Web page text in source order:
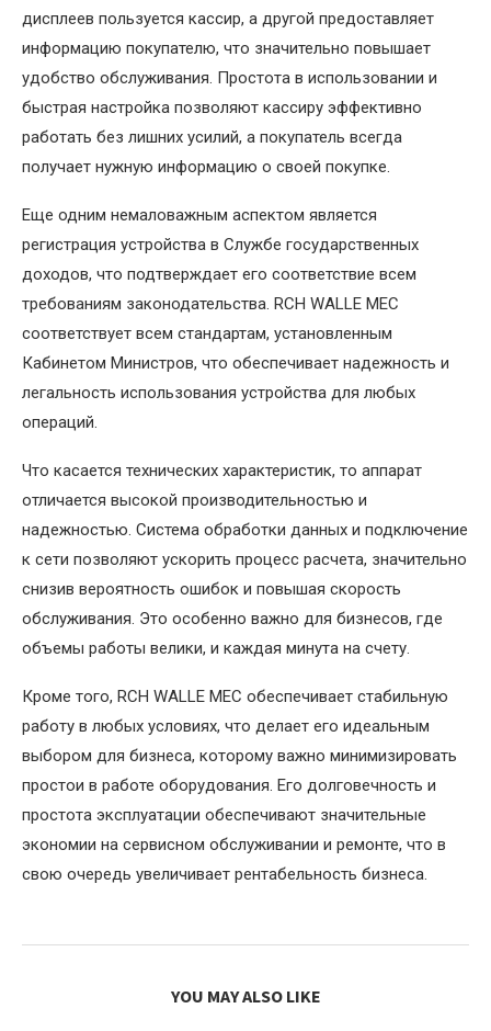
дисплеев пользуется кассир, а другой предоставляет
информацию покупателю, что значительно повышает
удобство обслуживания. Простота в использовании и
быстрая настройка позволяют кассиру эффективно
работать без лишних усилий, а покупатель всегда
получает нужную информацию о своей покупке.
Еще одним немаловажным аспектом является
регистрация устройства в Службе государственных
доходов, что подтверждает его соответствие всем
требованиям законодательства. RCH WALLE MEC
соответствует всем стандартам, установленным
Кабинетом Министров, что обеспечивает надежность и
легальность использования устройства для любых
операций.
Что касается технических характеристик, то аппарат
отличается высокой производительностью и
надежностью. Система обработки данных и подключение
к сети позволяют ускорить процесс расчета, значительно
снизив вероятность ошибок и повышая скорость
обслуживания. Это особенно важно для бизнесов, где
объемы работы велики, и каждая минута на счету.
Кроме того, RCH WALLE MEC обеспечивает стабильную
работу в любых условиях, что делает его идеальным
выбором для бизнеса, которому важно минимизировать
простои в работе оборудования. Его долговечность и
простота эксплуатации обеспечивают значительные
экономии на сервисном обслуживании и ремонте, что в
свою очередь увеличивает рентабельность бизнеса.
YOU MAY ALSO LIKE